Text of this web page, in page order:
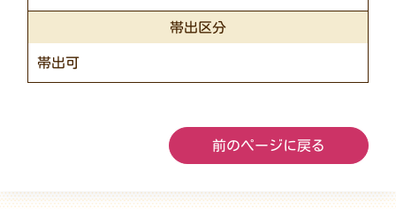
帯出区分
帯出可
前のページに戻る